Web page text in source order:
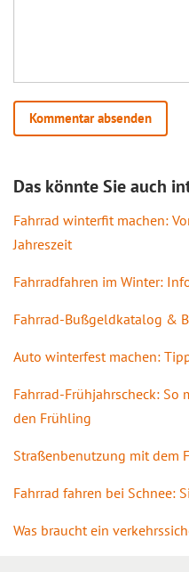
Das könnte Sie auch
Fahrrad winterfit machen:
Jahreszeit
Fahrradfahren im Winter:
Fahrrad-Bußgeldkatalog &
Auto winterfest machen:
Fahrrad-Frühjahrscheck: So
den Frühling
Straßenbenutzung mit dem
Fahrrad fahren bei Schnee:
Was braucht ein